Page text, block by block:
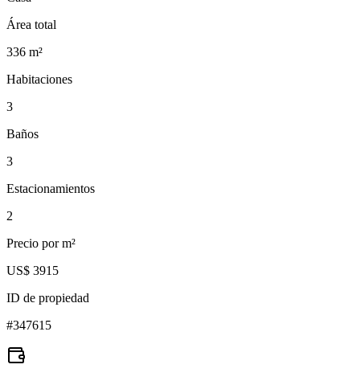
Área total
336 m²
Habitaciones
3
Baños
3
Estacionamientos
2
Precio por m²
US$ 3915
ID de propiedad
#347615